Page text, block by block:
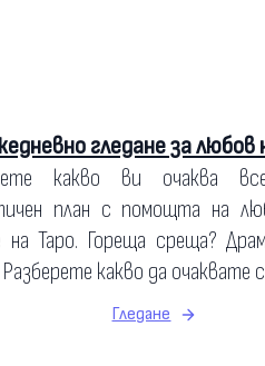
гледане за любов
какво ви очаква
план с помощта на
на Таро. Гореща среща?
какво да очаквате
Гледане